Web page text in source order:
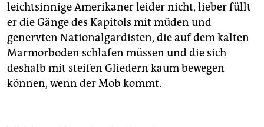
leichtsinnige Amerikaner leider nicht, lieber füllt
er die Gänge des Kapitols mit müden und
genervten Nationalgardisten, die auf dem kalten
Marmorboden schlafen müssen und die sich
deshalb mit steifen Gliedern kaum bewegen
können, wenn der Mob kommt.